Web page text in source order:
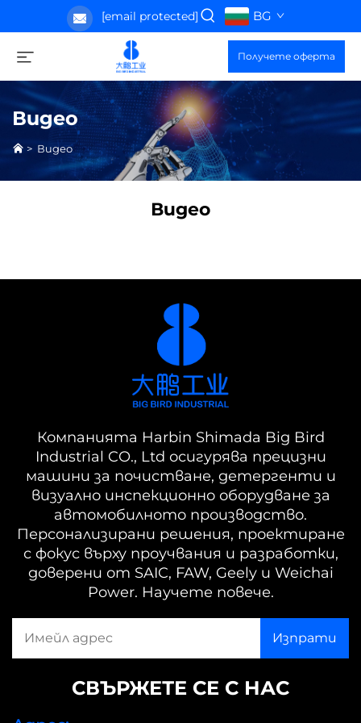
[email protected] BG
Получете оферта
Видео
> Видео
Видео
Компанията Harbin Shimada Big Bird
Industrial CO., Ltd осигурява прецизни
машини за почистване, детергенти и
визуално инспекционно оборудване за
автомобилното производство.
Персонализирани решения, проектиране
с фокус върху проучвания и разработки,
доверени от SAIC, FAW, Geely и Weichai
Power. Научете повече.
СВЪРЖЕТЕ СЕ С НАС